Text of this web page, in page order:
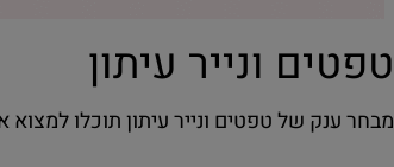
ונייר עיתון
ענק של טפטים ונייר עיתון תוכלו למצוא